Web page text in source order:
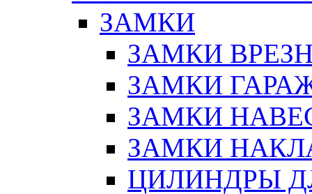
ЗАМКИ
ЗАМКИ
ЗАМКИ
ЗАМКИ
ЗАМКИ
ЦИЛИНДРЫ